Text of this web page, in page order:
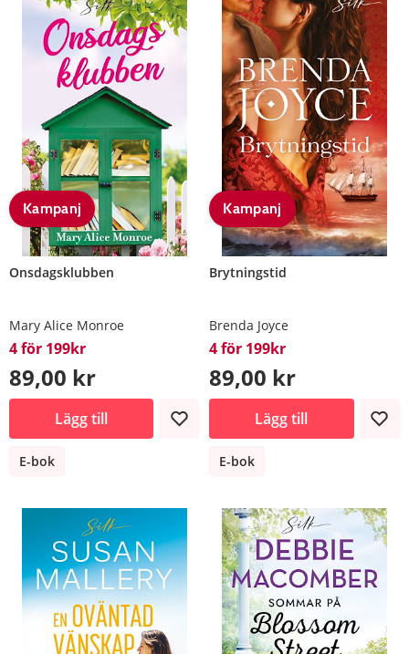
Kampanj
Onsdagsklubben
Mary Alice Monroe
4 för 199kr
89,00 kr
Lägg till
E-bok
Kampanj
Brytningstid
Brenda Joyce
4 för 199kr
89,00 kr
Lägg till
E-bok